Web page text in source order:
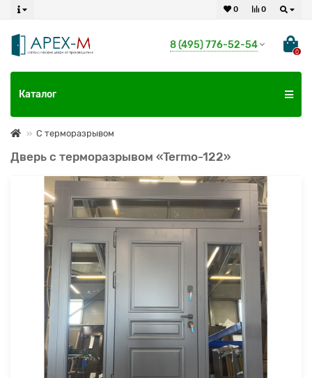
0
0
8 (495) 776-52-54
0
Каталог
С терморазрывом
Дверь с терморазрывом «Termo-122»